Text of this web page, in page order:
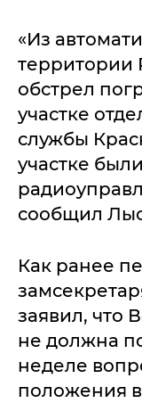
«Из
территории
обстрел
участке
службы
участке
сообщил
Как ранее
заявил, что
не должна
неделе
положения